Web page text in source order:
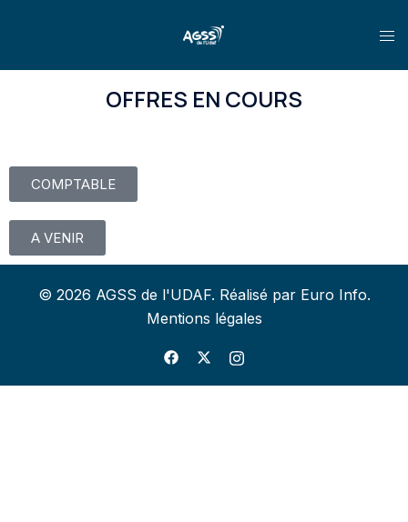
OFFRES EN COURS
COMPTABLE
A VENIR
© 2026 AGSS de l'UDAF. Réalisé par Euro Info.
Mentions légales